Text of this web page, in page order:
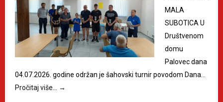
MALA
SUBOTICA U
Društvenom
domu
Palovec dana
04.07.2026. godine održan je šahovski turnir povodom Dana…
Pročitaj više…
→